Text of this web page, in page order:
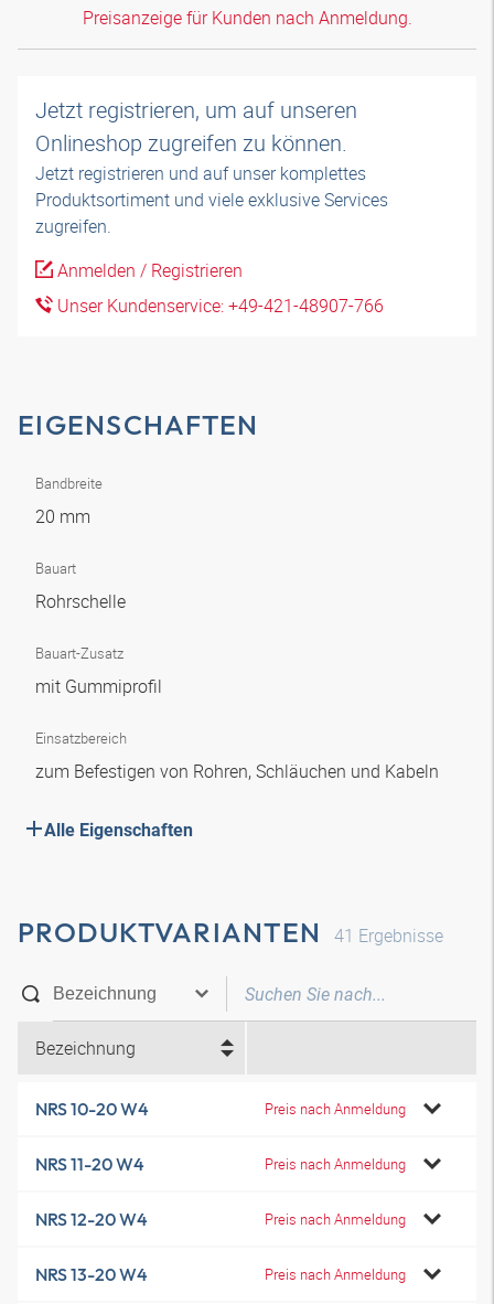
Preisanzeige für Kunden nach Anmeldung.
Jetzt registrieren, um auf unseren
Onlineshop zugreifen zu können.
Jetzt registrieren und auf unser komplettes
Produktsortiment und viele exklusive Services
zugreifen.
Anmelden / Registrieren
Unser Kundenservice: +49-421-48907-766
EIGENSCHAFTEN
Bandbreite
20 mm
Bauart
Rohrschelle
Bauart-Zusatz
mit Gummiprofil
Einsatzbereich
zum Befestigen von Rohren, Schläuchen und Kabeln
Alle Eigenschaften
PRODUKTVARIANTEN 41 Ergebnisse
Bezeichnung
NRS 10-20 W4 Preis nach Anmeldung
NRS 11-20 W4 Preis nach Anmeldung
NRS 12-20 W4 Preis nach Anmeldung
NRS 13-20 W4 Preis nach Anmeldung